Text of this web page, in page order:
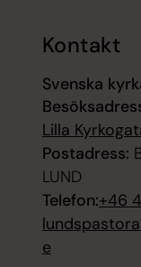
Kontakt
Svenska
Lilla
Postadress:
LUND
Telefon:+46
e